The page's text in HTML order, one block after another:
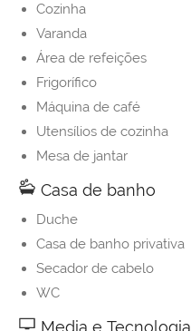
Cozinha
Varanda
Área de refeições
Frigorífico
Máquina de café
Utensílios de cozinha
Mesa de jantar
Casa de banho
Duche
Casa de banho privativa
Secador de cabelo
WC
Media e Tecnologia